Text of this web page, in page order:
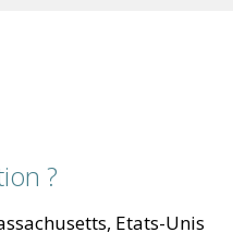
?
Etats-Unis